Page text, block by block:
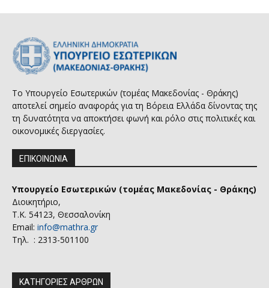
Το Υπουργείο Εσωτερικών (τομέας Μακεδονίας - Θράκης)
αποτελεί σημείο αναφοράς για τη Βόρεια Ελλάδα δίνοντας της
τη δυνατότητα να αποκτήσει φωνή και ρόλο στις πολιτικές και
οικονομικές διεργασίες.
ΕΠΙΚΟΙΝΩΝΙΑ
Υπουργείο Εσωτερικών (τομέας Μακεδονίας - Θράκης)
Διοικητήριο,
Τ.Κ. 54123, Θεσσαλονίκη
Email: info@mathra.gr
Τηλ. : 2313-501100
ΚΑΤΗΓΟΡΙΕΣ ΑΡΘΡΩΝ